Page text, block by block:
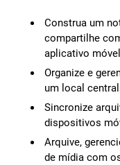
Construa um
compartilhe
aplicativo
Organize e
um local
Sincronize
dispositivos
Arquive,
de mídia com